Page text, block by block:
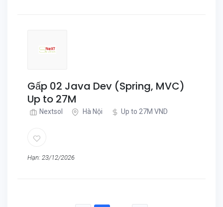
Gấp 02 Java Dev (Spring, MVC)
Up to 27M
Nextsol Hà Nội Up to 27M VND
Hạn: 23/12/2026